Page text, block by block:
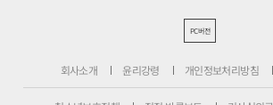
PC버전
회사소개 윤리강령 개인정보처리방침